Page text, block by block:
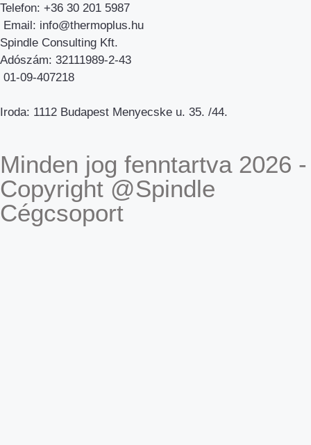
Telefon: +36 30 201 5987
Email: info@thermoplus.hu
Spindle Consulting Kft.
Adószám: 32111989-2-43
01-09-407218
Iroda: 1112 Budapest Menyecske u. 35. /44.
Minden jog fenntartva 2026 -
Copyright @Spindle
Cégcsoport